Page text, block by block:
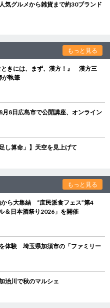
グルメから雑貨まで約30ブランド
もっと見る
ときには、まず、漢方！』 漢方三
が執筆
8日広島市で公開講座、オンライン
し算命」】天空を見上げて
もっと見る
ら大集結 “庶民派食フェス”第4
＆日本酒祭り2026」を開催
体験 埼玉県加須市の「ファミリー
治川で秋のマルシェ